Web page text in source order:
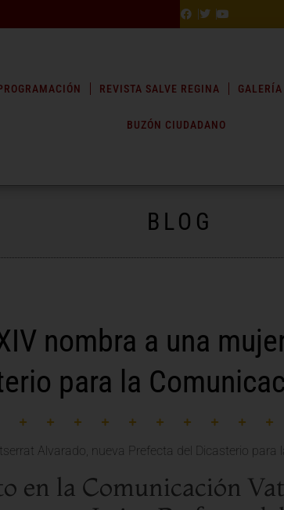
REVISTA SALVE REGINA GALERÍA
BUZÓN CIUDADANO
BLOG
nombra a una
para la
en la Comunicación